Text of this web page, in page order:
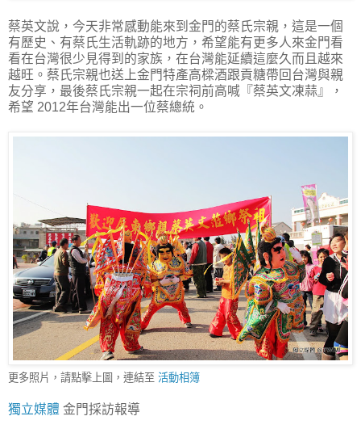
蔡英文說，今天非常感動能來到金門的蔡氏宗親，這是一個
有歷史、有蔡氏生活軌跡的地方，希望能有更多人來金門看
看在台灣很少見得到的家族，在台灣能延續這麼久而且越來
越旺。蔡氏宗親也送上金門特產高樑酒跟貢糖帶回台灣與親
友分享，最後蔡氏宗親一起在宗祠前高喊『蔡英文凍蒜』，
希望 2012年台灣能出一位蔡總統。
更多照片，請點擊上圖，連結至 活動相簿
獨立媒體 金門採訪報導